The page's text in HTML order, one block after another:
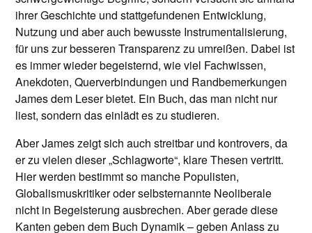
ihrer Geschichte und stattgefundenen Entwicklung,
Nutzung und aber auch bewusste Instrumentalisierung,
für uns zur besseren Transparenz zu umreißen. Dabei ist
es immer wieder begeisternd, wie viel Fachwissen,
Anekdoten, Querverbindungen und Randbemerkungen
James dem Leser bietet. Ein Buch, das man nicht nur
liest, sondern das einlädt es zu studieren.
Aber James zeigt sich auch streitbar und kontrovers, da
er zu vielen dieser „Schlagworte“, klare Thesen vertritt.
Hier werden bestimmt so manche Populisten,
Globalismuskritiker oder selbsternannte Neoliberale
nicht in Begeisterung ausbrechen. Aber gerade diese
Kanten geben dem Buch Dynamik – geben Anlass zu